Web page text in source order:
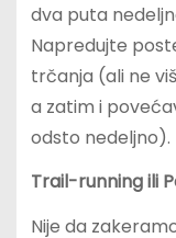
dva puta
Napredujte
trčanja (ali ne
a zatim i
odsto nedeljno).
Trail-running ili
Nije da